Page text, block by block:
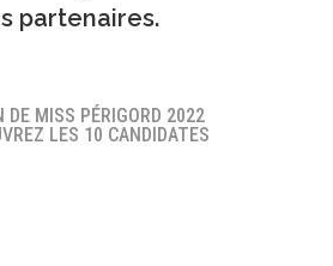
partenaires.
DE MISS PÉRIGORD 2022
LES 10 CANDIDATES